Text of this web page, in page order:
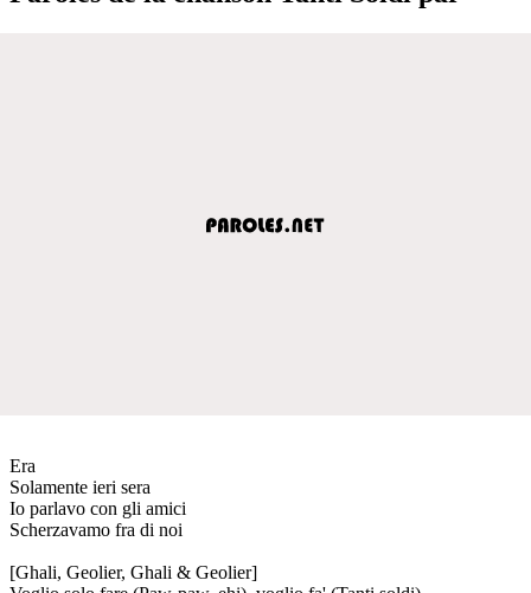
Era
Solamente ieri sera
Io parlavo con gli amici
Scherzavamo fra di noi
[Ghali, Geolier, Ghali & Geolier]